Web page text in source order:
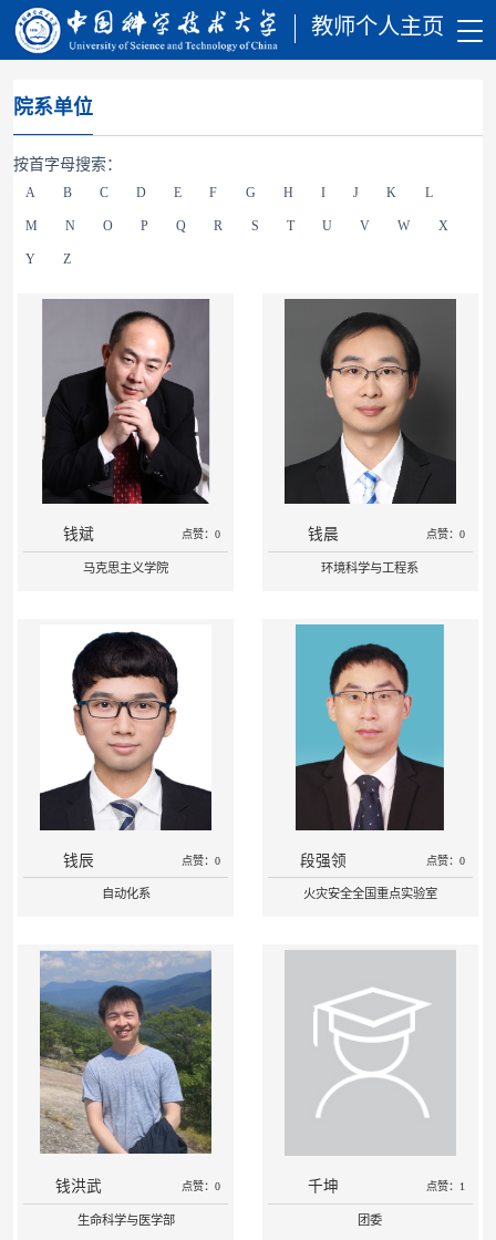
教师个人主页
院系单位
按首字母搜索：
A B C D E F G H I J K L
M N O P Q R S T U V W X
Y Z
钱斌 点赞：0
马克思主义学院
钱晨 点赞：0
环境科学与工程系
钱辰 点赞：0
自动化系
段强领 点赞：0
火灾安全全国重点实验室
钱洪武 点赞：0
生命科学与医学部
千坤 点赞：1
团委